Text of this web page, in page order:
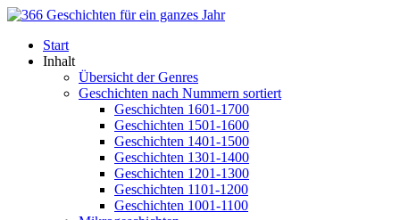
Start
Inhalt
Übersicht der Genres
Geschichten nach Nummern sortiert
Geschichten 1601-1700
Geschichten 1501-1600
Geschichten 1401-1500
Geschichten 1301-1400
Geschichten 1201-1300
Geschichten 1101-1200
Geschichten 1001-1100